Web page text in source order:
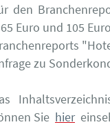
den
Euro und 105
zu
Sie hier